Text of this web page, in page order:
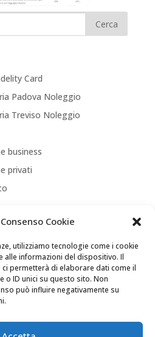
Cookie
utilizziamo tecnologie come i cookie
alle informazioni del dispositivo. Il
permetterà di elaborare dati come il
o ID unici su questo sito. Non
può influire negativamente su
Card
Padova Noleggio
Treviso Noleggio
business
privati
PARTNERSHIP
PADOVA TREVISO
di Mobilità